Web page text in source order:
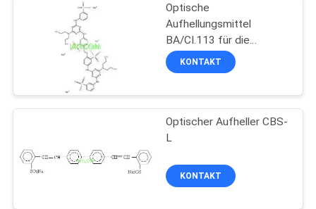
WERKSBESICHTIGUNG
QUALITÄTSKONTROLLE
BITTE
Optische
Aufhellungsmittel
BA/CI.113 für die
Papierindustrie
KONTAKT
Optischer Aufheller CBS-
L
KONTAKT